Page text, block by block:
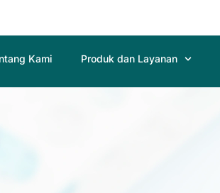
Kami Produk dan Layanan